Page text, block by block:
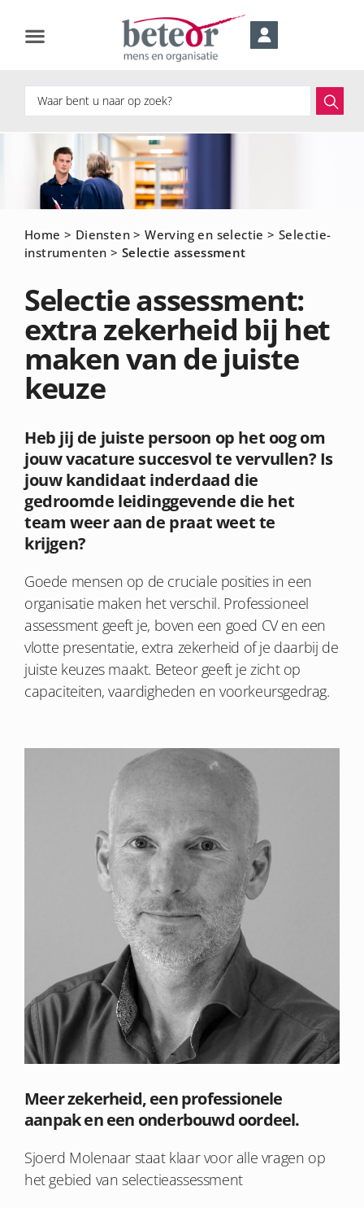
Home > Diensten >Werving en selectie >Selectie-
instrumenten >Selectie assessment
Selectie assessment:
extra zekerheid bij het
maken van de juiste
keuze
Heb jij de juiste persoon op het oog om
jouw vacature succesvol te vervullen? Is
jouw kandidaat inderdaad die
gedroomde leidinggevende die het
team weer aan de praat weet te
krijgen?
Goede mensen op de cruciale posities in een
organisatie maken het verschil. Professioneel
assessment geeft je, boven een goed CV en een
vlotte presentatie, extra zekerheid of je daarbij de
juiste keuzes maakt. Beteor geeft je zicht op
capaciteiten, vaardigheden en voorkeursgedrag.
Meer zekerheid, een professionele
aanpak en een onderbouwd oordeel.
Sjoerd Molenaar staat klaar voor alle vragen op
het gebied van selectieassessment